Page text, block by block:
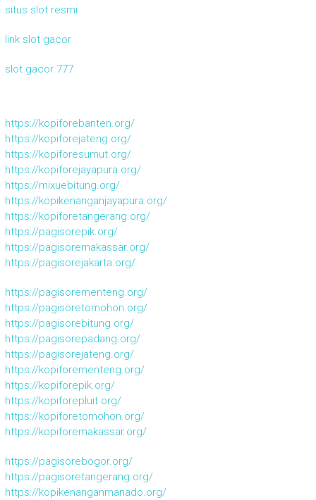
situs slot resmi
link slot gacor
slot gacor 777
https://kopiforebanten.org/
https://kopiforejateng.org/
https://kopiforesumut.org/
https://kopiforejayapura.org/
https://mixuebitung.org/
https://kopikenanganjayapura.org/
https://kopiforetangerang.org/
https://pagisorepik.org/
https://pagisoremakassar.org/
https://pagisorejakarta.org/
https://pagisorementeng.org/
https://pagisoretomohon.org/
https://pagisorebitung.org/
https://pagisorepadang.org/
https://pagisorejateng.org/
https://kopiforementeng.org/
https://kopiforepik.org/
https://kopiforepluit.org/
https://kopiforetomohon.org/
https://kopiforemakassar.org/
https://pagisorebogor.org/
https://pagisoretangerang.org/
https://kopikenanganmanado.org/